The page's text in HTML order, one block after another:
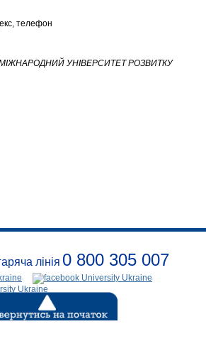
телефон
УНІВЕРСИТЕТ РОЗВИТКУ
лінія 0 800 305 007